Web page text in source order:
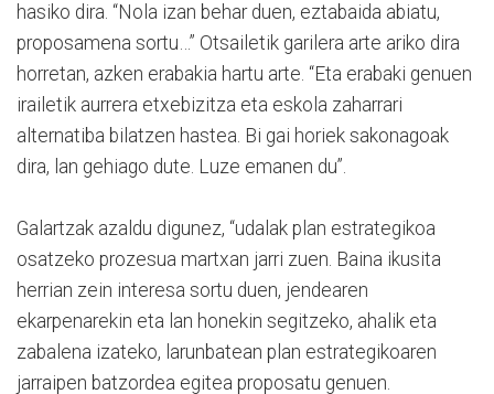
hasiko dira. “Nola izan behar duen, eztabaida abiatu,
proposamena sortu…” Otsailetik garilera arte ariko dira
horretan, azken erabakia hartu arte. “Eta erabaki genuen
irailetik aurrera etxebizitza eta eskola zaharrari
alternatiba bilatzen hastea. Bi gai horiek sakonagoak
dira, lan gehiago dute. Luze emanen du”.
Galartzak azaldu digunez, “udalak plan estrategikoa
osatzeko prozesua martxan jarri zuen. Baina ikusita
herrian zein interesa sortu duen, jendearen
ekarpenarekin eta lan honekin segitzeko, ahalik eta
zabalena izateko, larunbatean plan estrategikoaren
jarraipen batzordea egitea proposatu genuen.